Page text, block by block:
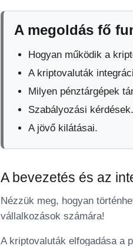
A megoldás fő
Hogyan működik a
A kriptovaluták
Milyen pénztárgépek
Szabályozási kérdések.
A jövő kilátásai.
A bevezetés és az
Nézzük meg, hogyan
vállalkozások számára!
A kriptovaluták elfogadása a